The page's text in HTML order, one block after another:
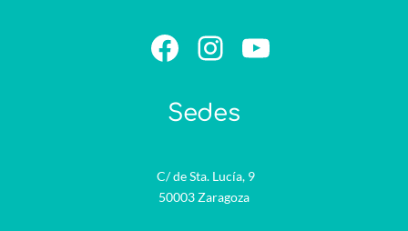
Facebook
Instagram
YouTube
Sedes
C/ de Sta. Lucía, 9
50003 Zaragoza